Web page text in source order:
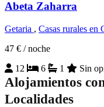
Abeta Zaharra
Getaria , Casas rurales en
47 € / noche
12
6 1 Sin
Alojamientos
Localidades